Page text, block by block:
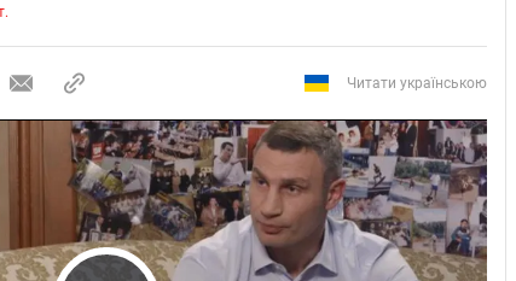
Читати українською